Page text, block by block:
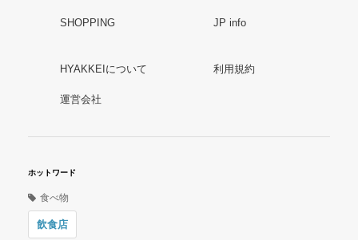
SHOPPING JP info
HYAKKEIについて 利用規約
運営会社
ホットワード
食べ物
飲食店